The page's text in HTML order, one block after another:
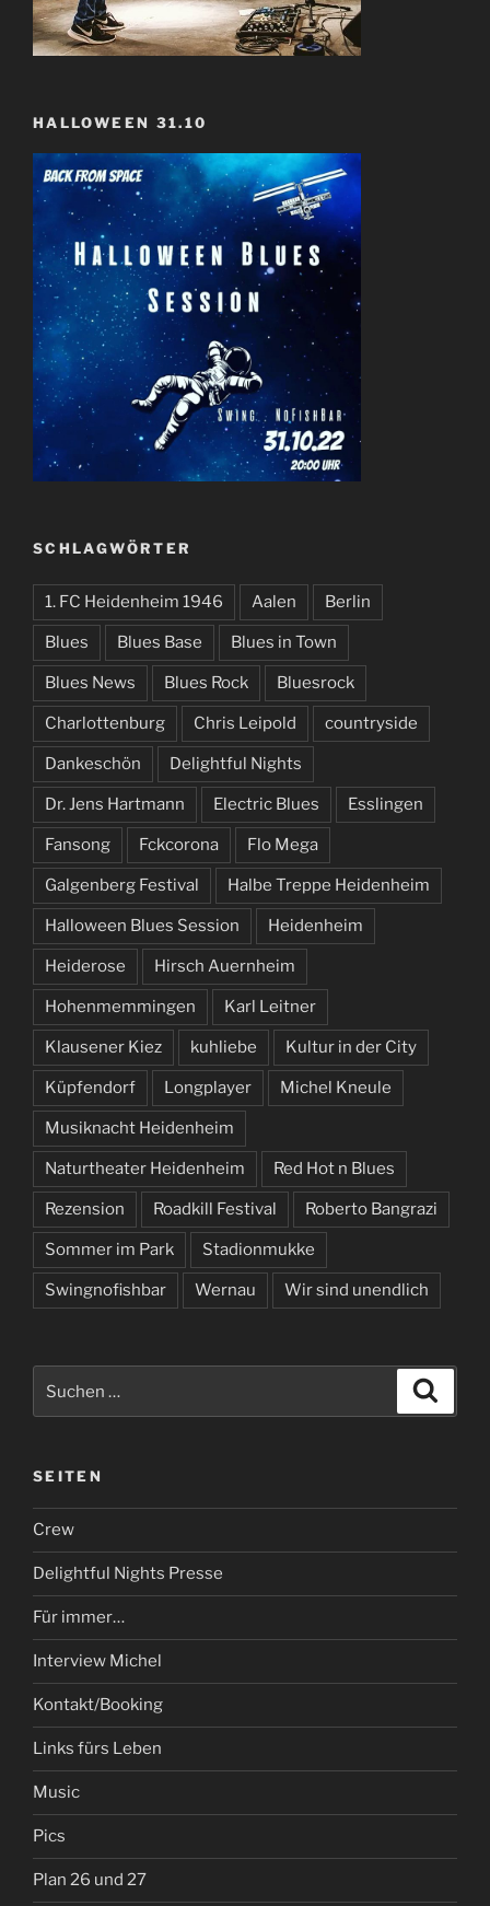
HALLOWEEN 31.10
SCHLAGWÖRTER
1. FC Heidenheim 1946 Aalen Berlin
Blues Blues Base Blues in Town
Blues News Blues Rock Bluesrock
Charlottenburg Chris Leipold countryside
Dankeschön Delightful Nights
Dr. Jens Hartmann Electric Blues Esslingen
Fansong Fckcorona Flo Mega
Galgenberg Festival Halbe Treppe Heidenheim
Halloween Blues Session Heidenheim
Heiderose Hirsch Auernheim
Hohenmemmingen Karl Leitner
Klausener Kiez kuhliebe Kultur in der City
Küpfendorf Longplayer Michel Kneule
Musiknacht Heidenheim
Naturtheater Heidenheim Red Hot n Blues
Rezension Roadkill Festival Roberto Bangrazi
Sommer im Park Stadionmukke
Swingnofishbar Wernau Wir sind unendlich
nach:
SEITEN
Crew
Delightful Nights Presse
Für immer…
Interview Michel
Kontakt/Booking
Links fürs Leben
Music
Pics
Plan 26 und 27